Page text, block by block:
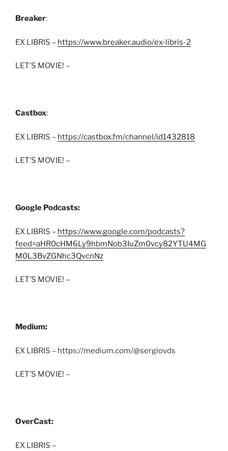
Breaker:
EX LIBRIS – https://www.breaker.audio/ex-libris-2
LET’S MOVIE! –
Castbox:
EX LIBRIS – https://castbox.fm/channel/id1432818
LET’S MOVIE! –
Google Podcasts:
EX LIBRIS – https://www.google.com/podcasts?
feed=aHR0cHM6Ly9hbmNob3IuZm0vcy82YTU4MG
M0L3BvZGNhc3QvcnNz
LET’S MOVIE! –
Medium:
EX LIBRIS – https://medium.com/@sergiovds
LET’S MOVIE! –
OverCast:
EX LIBRIS –